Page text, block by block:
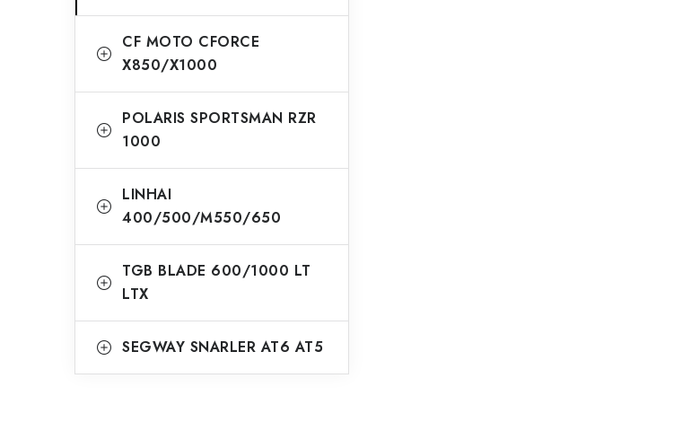
CF MOTO CFORCE
X850/X1000
POLARIS SPORTSMAN RZR
1000
LINHAI
400/500/M550/650
TGB BLADE 600/1000 LT
LTX
SEGWAY SNARLER AT6 AT5